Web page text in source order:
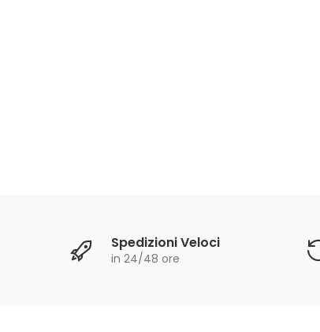
Spedizioni Veloci
in 24/48 ore